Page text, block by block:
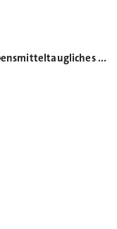
Alpla: Pilotprojekt für lebensmitteltaugliches HDPE-Recycling